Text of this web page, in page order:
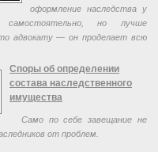
оформление наследства у
самостоятельно, но лучше
адвокату — он проделает всю
Споры об определении
состава наследственного
имущества
Само по себе завещание не
от проблем.